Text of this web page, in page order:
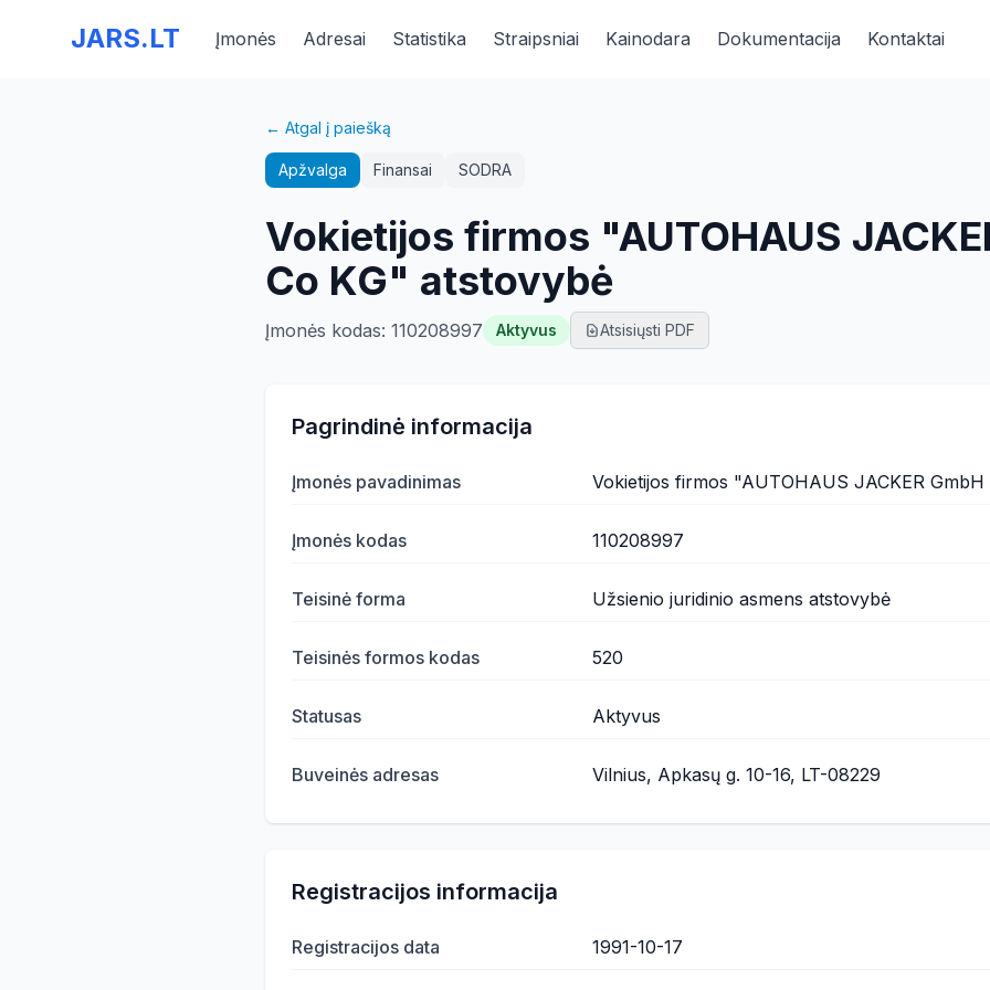
JARS.LT Įmonės Adresai Statistika Straipsniai Kainodara Dokumentacija Kontaktai
← Atgal į paiešką
Apžvalga Finansai SODRA
Vokietijos firmos "AUTOHAUS
Co KG" atstovybė
Įmonės kodas: 110208997 Aktyvus Atsisiųsti PDF
Pagrindinė informacija
Įmonės pavadinimas Vokietijos firmos "AUTOHAUS JACKER
Įmonės kodas 110208997
Teisinė forma Užsienio juridinio asmens atstovybė
Teisinės formos kodas 520
Statusas Aktyvus
Buveinės adresas Vilnius, Apkasų g. 10-16, LT-08229
Registracijos informacija
Registracijos data 1991-10-17